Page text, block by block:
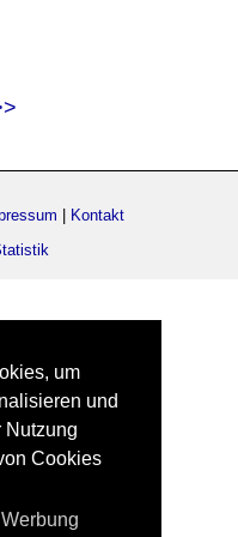
Kontakt
um
und
Nutzung
Cookies